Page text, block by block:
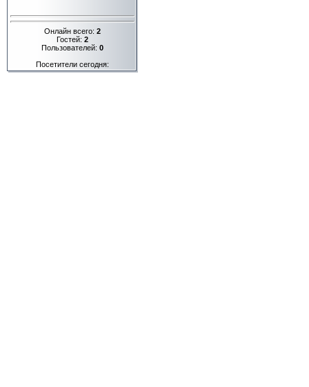
Онлайн всего: 2
Гостей: 2
Пользователей: 0
Посетители сегодня: